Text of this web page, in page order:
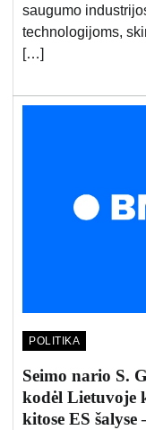
saugumo
technologijoms,
[…]
POLITIKA
Seimo nario S.
kodėl Lietuvoje
kitose ES šalyse